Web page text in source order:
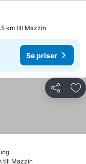
km till Mazzin
Se priser
Dela
Se priser
till Mazzin